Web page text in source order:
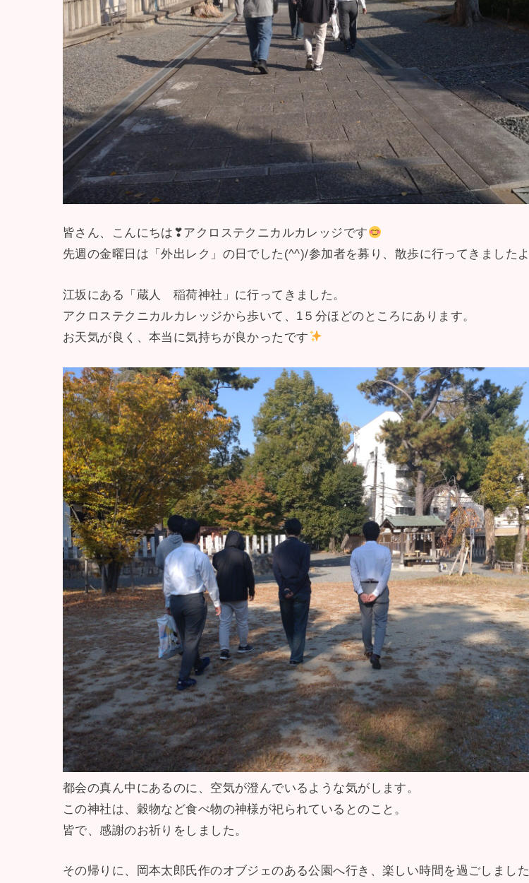
皆さん、こんにちは❣アクロステクニカルカレッジです
先週の金曜日は「外出レク」の日でした(^^)/参加者を募り、散歩に行ってきましたよ
江坂にある「蔵人 稲荷神社」に行ってきました。
アクロステクニカルカレッジから歩いて、1５分ほどのところにあります。
お天気が良く、本当に気持ちが良かったです
都会の真ん中にあるのに、空気が澄んでいるような気がします。
この神社は、穀物など食べ物の神様が祀られているとのこと。
皆で、感謝のお祈りをしました。
その帰りに、岡本太郎氏作のオブジェのある公園へ行き、楽しい時間を過ごしました